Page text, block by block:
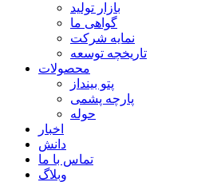
بازار تولید
گواهی ما
نمایه شرکت
تاریخچه توسعه
محصولات
پتو بینداز
پارچه پشمی
حوله
اخبار
دانش
تماس با ما
وبلاگ